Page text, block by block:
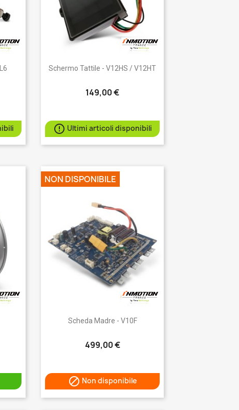
Anteprima
Schermo Tattile - V12HS / V12HT
149,00 €
 Ultimi articoli disponibili
Anteprima
Scheda Madre - V10F
499,00 €
 Non disponibile
NON DISPONIBILE